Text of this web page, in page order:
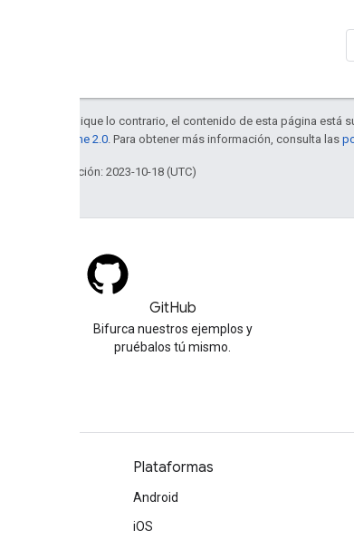
Salvo que se indique lo contrario, el contenido de esta página está
licencia Apache 2.0 . Para obtener más información, consulta las
Última actualización: 2023-10-18 (UTC)
GitHub
Bifurca nuestros ejemplos y
pruébalos tú mismo.
Plataformas
Android
iOS